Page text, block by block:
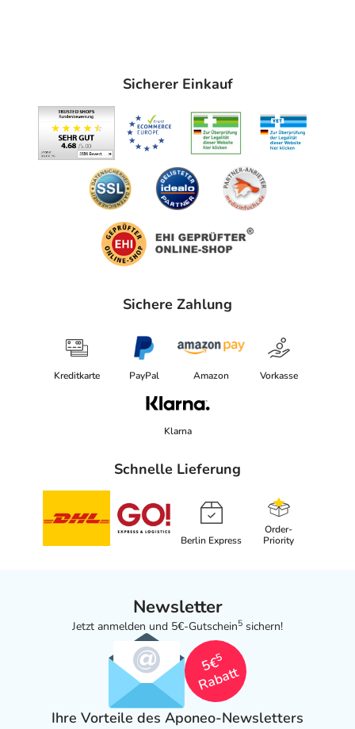
Sicherer Einkauf
Sichere Zahlung
Kreditkarte PayPal Amazon Vorkasse
Klarna
Schnelle Lieferung
Berlin Express
Order-
Priority
Newsletter
Jetzt anmelden und 5€-Gutschein5 sichern!
5€
5
Rabatt
Ihre Vorteile des Aponeo-Newsletters